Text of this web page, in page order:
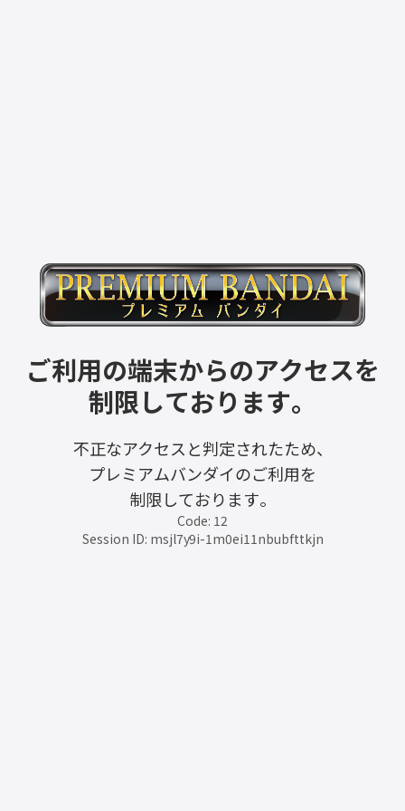
ご利用の端末からのアクセスを
制限しております。
不正なアクセスと判定されたため、
プレミアムバンダイのご利用を
制限しております。
Code: 12
Session ID: msjl7y9i-1m0ei11nbubfttkjn